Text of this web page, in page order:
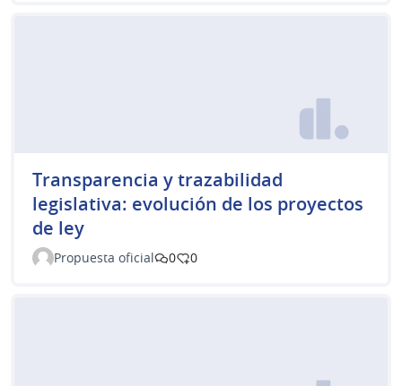
Transparencia y trazabilidad
legislativa: evolución de los proyectos
de ley
Propuesta oficial 0 0